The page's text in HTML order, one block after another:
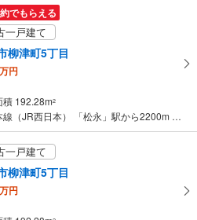
でもらえる
一戸建て
柳津町5丁目
円
積 192.28m2
山陽本線（JR西日本） 「松永」駅から2200m 車:6分
一戸建て
柳津町5丁目
円